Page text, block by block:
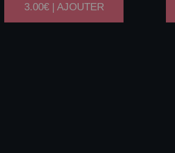
3.00€ | AJOUTER